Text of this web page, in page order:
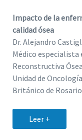
Impacto de la
calidad ósea
Dr. Alejandro
Médico especialista
Reconstructiva
Unidad de
Británico de Rosario
Leer +